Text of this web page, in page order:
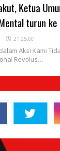
Ketua
turun ke
21.25.00
Aksi Kami
Revolus…